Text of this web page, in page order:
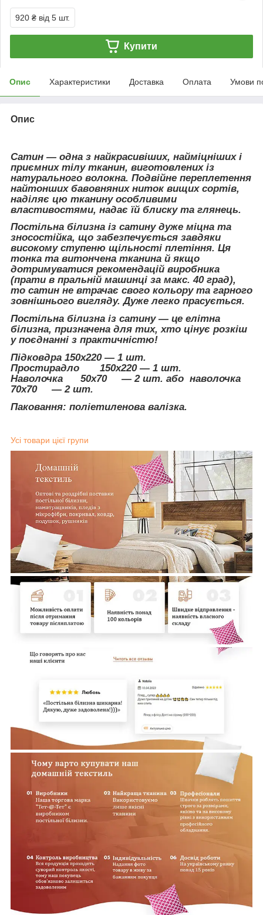
920 ₴ від 5 шт.
Купити
Опис Характеристики Доставка Оплата Умови
Опис
Сатин — одна з найкрасивіших, найміцніших і
приємних тілу тканин, виготовлених із
натурального волокна. Подвійне переплетення
найтонших бавовняних ниток вищих сортів,
наділяє цю тканину особливими
властивостями, надає їй блиску та глянець.
Постільна білизна із сатину дуже міцна та
зносостійка, що забезпечується завдяки
високому ступеню щільності плетіння. Ця
тонка та витончена тканина й якщо
дотримуватися рекомендацій виробника
(прати в пральній машинці за макс. 40 град),
то сатин не втрачає свого кольору та гарного
зовнішнього вигляду. Дуже легко прасується.
Постільна білизна із сатину — це елітна
білизна, призначена для тих, хто цінує розкіш
у поєднанні з практичністю!
Підковдра 150х220 — 1 шт.
Простирадло 150х220 — 1 шт.
Наволочка 50х70 ― 2 шт. або наволочка
70х70 ― 2 шт.
Паковання: поліетиленова валізка.
Усі товари цієї групи